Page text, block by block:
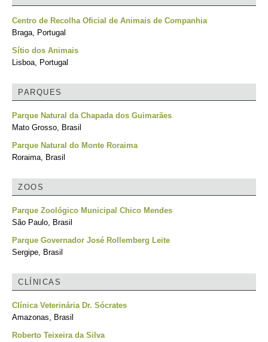
Centro de Recolha Oficial de Animais de Companhia
Braga, Portugal
Sítio dos Animais
Lisboa, Portugal
PARQUES
Parque Natural da Chapada dos Guimarães
Mato Grosso, Brasil
Parque Natural do Monte Roraima
Roraima, Brasil
ZOOS
Parque Zoológico Municipal Chico Mendes
São Paulo, Brasil
Parque Governador José Rollemberg Leite
Sergipe, Brasil
CLÍNICAS
Clínica Veterinária Dr. Sócrates
Amazonas, Brasil
Roberto Teixeira da Silva